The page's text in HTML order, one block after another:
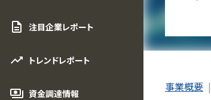
注目企業レポート
トレンドレポート
資金調達情報
事業概要